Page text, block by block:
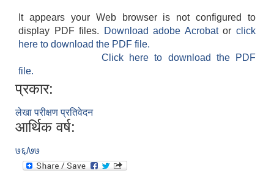
It appears your Web browser is not configured to
display PDF files.
Download adobe Acrobatorclick
here to download the PDF file.
Click here to download the PDF
file.
प्रकार:
लेखा परीक्षण प्रतिवेदन
आर्थिक वर्ष:
७६/७७